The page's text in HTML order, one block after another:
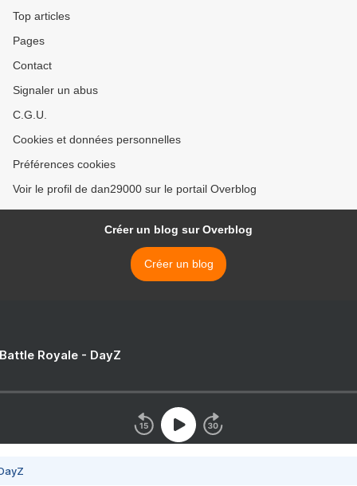
Top articles
Pages
Contact
Signaler un abus
C.G.U.
Cookies et données personnelles
Préférences cookies
Voir le profil de dan29000 sur le portail Overblog
Créer un blog sur Overblog
Créer un blog
Royale - DayZ